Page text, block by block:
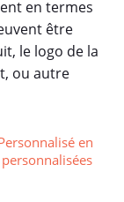
en termes
être
le logo de la
ou autre
en